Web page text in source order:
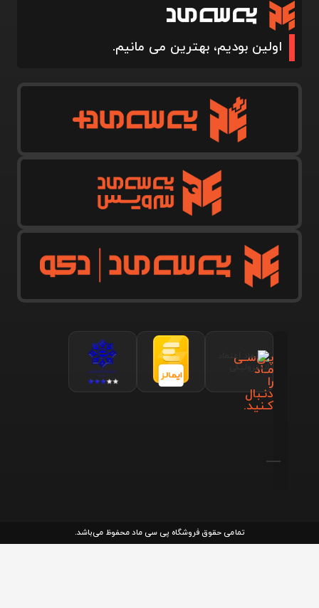
اولین بودیم، بهترین می مانیم.
پـی‌سـی
مـاد
را
دنـبال
کـنید.
تمامی حقوق فروشگاه پی سی ماد محفوظ می‌باشد.